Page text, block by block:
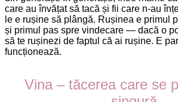
care au învățat să tacă și fii care n-au
le e rușine să plângă. Rușinea e primul
și primul pas spre vindecare — dacă o
să te rușinezi de faptul că ai rușine. E
funcționează.
Vina – tăcerea care se